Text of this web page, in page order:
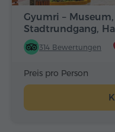
Gyumri –
Stadtrundgang,
314 Bewertungen
Preis pro Person